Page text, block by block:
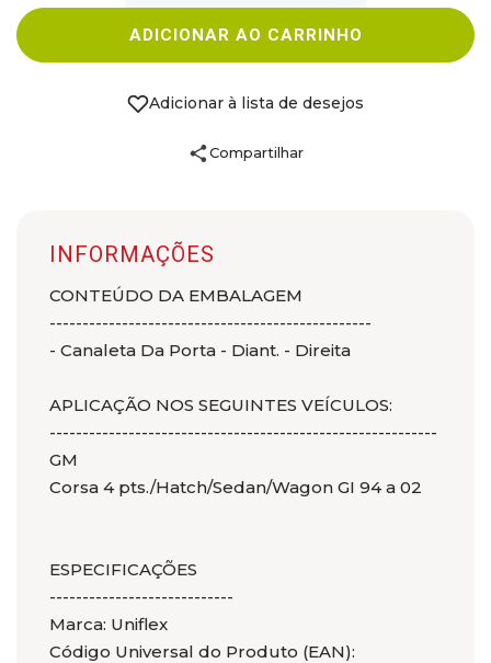
ADICIONAR AO CARRINHO
Adicionar à lista de desejos
Compartilhar
INFORMAÇÕES
CONTEÚDO DA EMBALAGEM
-------------------------------------------------
- Canaleta Da Porta - Diant. - Direita
APLICAÇÃO NOS SEGUINTES VEÍCULOS:
-----------------------------------------------------------
GM
Corsa 4 pts./Hatch/Sedan/Wagon GI 94 a 02
ESPECIFICAÇÕES
----------------------------
Marca: Uniflex
Código Universal do Produto (EAN):